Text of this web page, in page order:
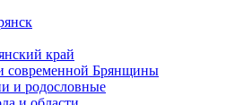
край
современной Брянщины
и родословные